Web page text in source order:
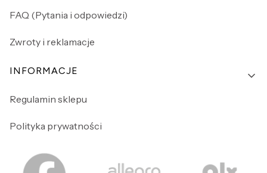
FAQ (Pytania i odpowiedzi)
Zwroty i reklamacje
INFORMACJE
Regulamin sklepu
Polityka prywatności